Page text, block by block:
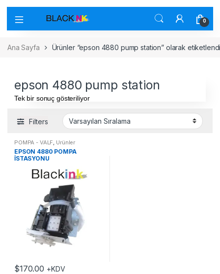
0
Ana Sayfa Ürünler “epson 4880 pump station” olarak
epson 4880 pump station
Tek bir sonuç gösteriliyor
Filters
POMPA - VALF, Ürünler
EPSON 4880 POMPA
İSTASYONU
$170.00 +KDV